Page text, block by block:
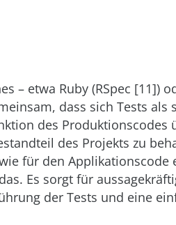
– etwa Ruby (RSpec [11])
dass sich Tests als
des Produktionscodes
des Projekts zu
für den Applikationscode
Es sorgt für
der Tests und eine